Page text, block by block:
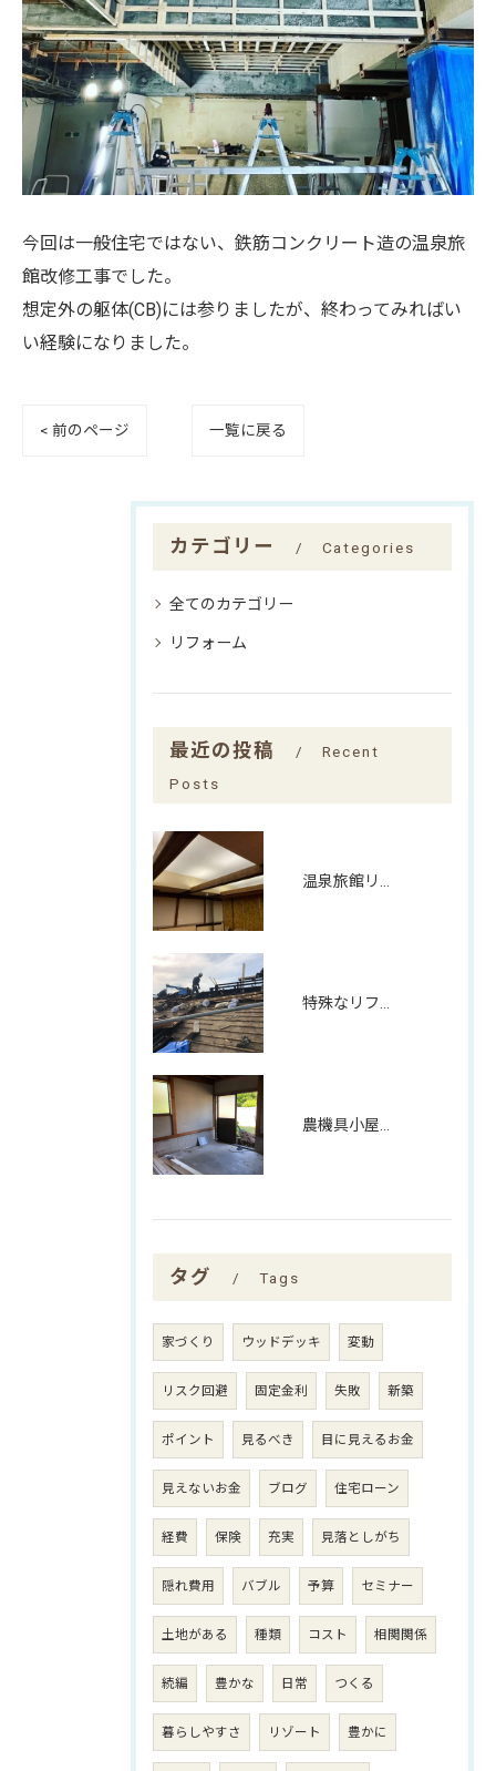
今回は一般住宅ではない、鉄筋コンクリート造の温泉旅
館改修工事でした。
想定外の躯体(CB)には参りましたが、終わってみればい
い経験になりました。
< 前のページ 一覧に戻る
カテゴリー Categories
全てのカテゴリー
リフォーム
最近の投稿
Recent
Posts
タグ Tags
家づくり ウッドデッキ 変動
リスク回避 固定金利 失敗 新築
ポイント 見るべき 目に見えるお金
見えないお金 ブログ 住宅ローン
経費 保険 充実 見落としがち
隠れ費用 バブル 予算 セミナー
土地がある 種類 コスト 相関関係
続編 豊かな 日常 つくる
暮らしやすさ リゾート 豊かに